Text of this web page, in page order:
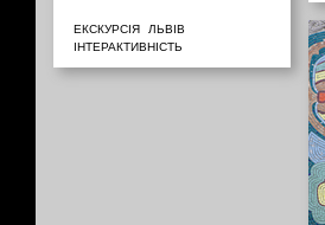
ЕКСКУРСІЯ
ЛЬВІВ
ІНТЕРАКТИВНІСТЬ